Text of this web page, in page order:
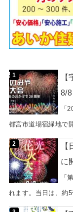
8/
「
都宮市道場宿緑地で
に
「
れます。当日は、約